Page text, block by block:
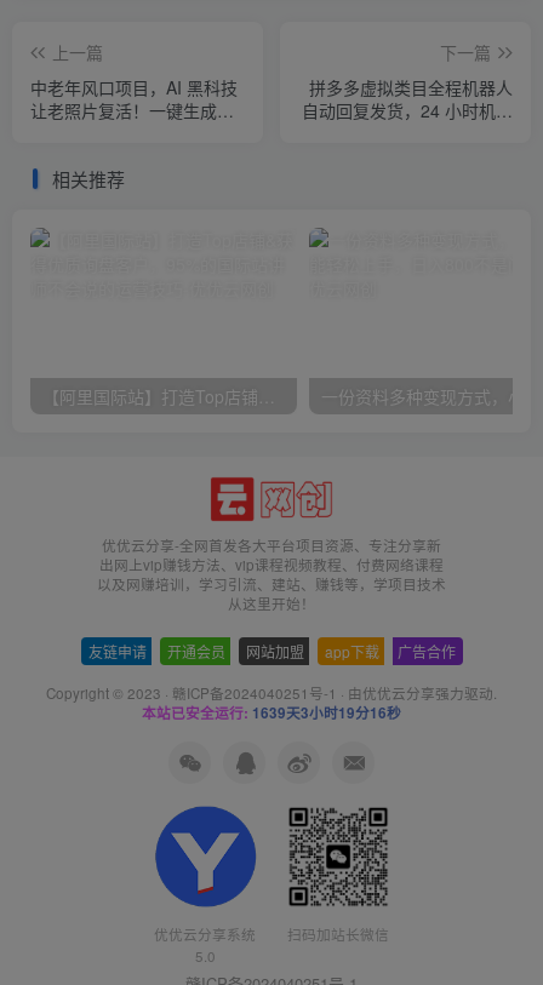
上一篇
中老年风口项目，AI 黑科技
让老照片复活！一键生成完
下一篇
拼多多虚拟类目全程机器人
自动回复发货，24 小时机器
相关推荐
【阿里国际站】打造Top店铺&获得优质询盘客户，​95%的国际站讲师不会说的运营技巧
优优云分享-全网首发各大平台项目资源、专注分享新
出网上vip赚钱方法、vip课程视频教程、付费网络课程
以及网赚培训，学习引流、建站、赚钱等，学项目技术
从这里开始！
友链申请 开通会员 网站加盟 app下载 广告合作
Copyright © 2023 · 赣ICP备2024040251号-1 · 由优优云分享强力驱动.
本站已安全运行: 1639天3小时19分17秒
优优云分享系统
5.0
扫码加站长微信